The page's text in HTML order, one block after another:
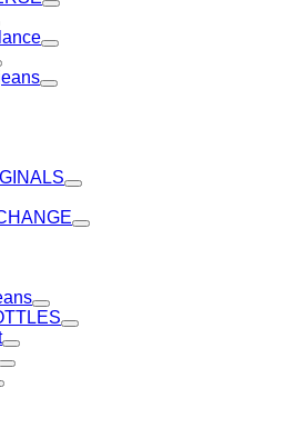
Toggle
Toggle
Toggle
Toggle
Toggle
Toggle
Toggle
Toggle
Toggle